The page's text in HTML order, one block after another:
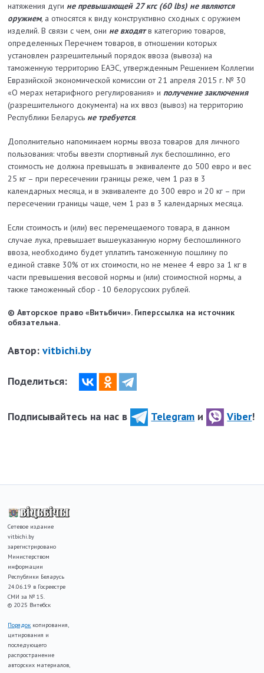
натяжения дуги не превышающей 27 кгс (60 lbs) не являются
оружием, а относятся к виду конструктивно сходных с оружием
изделий. В связи с чем, они не входятв категорию товаров,
определенных Перечнем товаров, в отношении которых
установлен разрешительный порядок ввоза (вывоза) на
таможенную территорию ЕАЭС, утвержденным Решением Коллегии
Евразийской экономической комиссии от 21 апреля 2015 г. № 30
«О мерах нетарифного регулирования» и получение заключения
(разрешительного документа) на их ввоз (вывоз) на территорию
Республики Беларусь не требуется.
Дополнительно напоминаем нормы ввоза товаров для личного
пользования: чтобы ввезти спортивный лук беспошлинно, его
стоимость не должна превышать в эквиваленте до 500 евро и вес
25 кг – при пересечении границы реже, чем 1 раз в 3
календарных месяца, и в эквиваленте до 300 евро и 20 кг – при
пересечении границы чаще, чем 1 раз в 3 календарных месяца.
Если стоимость и (или) вес перемещаемого товара, в данном
случае лука, превышает вышеуказанную норму беспошлинного
ввоза, необходимо будет уплатить таможенную пошлину по
единой ставке 30% от их стоимости, но не менее 4 евро за 1 кг в
части превышения весовой нормы и (или) стоимостной нормы, а
также таможенный сбор - 10 белорусских рублей.
© Авторское право «Витьбичи». Гиперссылка на источник
обязательна.
Автор:vitbichi.by
Поделиться:
Подписывайтесь на нас в Telegram и Viber!
Сетевое издание
vitbichi.by
зарегистрировано
Министерством
информации
Республики Беларусь
24.06.19 в Госреестре
СМИ за № 15.
© 2025 Витебск
Порядок копирования,
цитирования и
последующего
распространение
авторских материалов,